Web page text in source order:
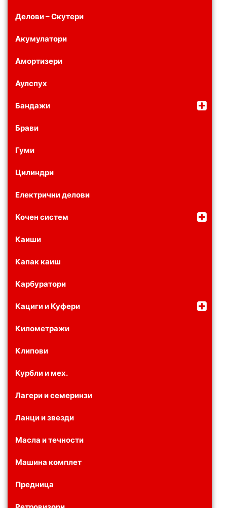
Делови – Скутери
Акумулатори
Амортизери
Аулспух
Бандажи
Брави
Гуми
Цилиндри
Електрични делови
Кочен систем
Каиши
Капак каиш
Карбуратори
Кациги и Куфери
Километражи
Клипови
Курбли и мех.
Лагери и семеринзи
Ланци и звезди
Масла и течности
Машина комплет
Предница